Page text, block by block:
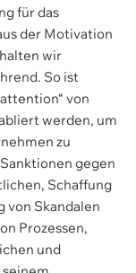
für das
der Motivation
wir
So ist
von
werden, um
zu
gegen
Schaffung
von Skandalen
Prozessen,
und